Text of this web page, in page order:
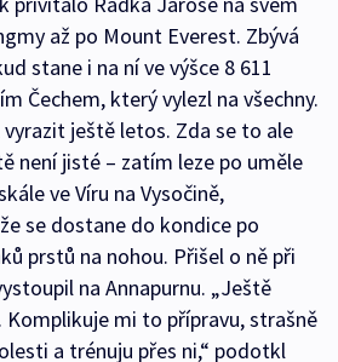
až po Mount Everest. Zbývá
stane i na ní ve výšce 8 611
Čechem, který vylezl na všechny.
ještě letos. Zda se to ale
není jisté – zatím leze po uměle
ve Víru na Vysočině,
se dostane do kondice po
prstů na nohou. Přišel o ně při
na Annapurnu. „Ještě
Komplikuje mi to přípravu, strašně
a trénuju přes ni,“ podotkl